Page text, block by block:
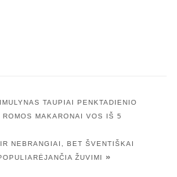
TAUPIAI PENKTADIENIO
MAKARONAI VOS IŠ 5
NEBRANGIAI, BET ŠVENTIŠKAI
ŽUVIMI
»